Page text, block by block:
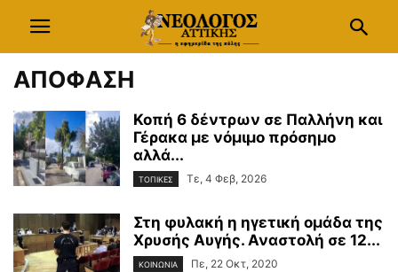
ΑΠΟΦΑΣΗ
Κοπή 6 δέντρων σε Παλλήνη και
Γέρακα με νόμιμο πρόσημο
αλλά...
ΤΟΠΙΚΕΣ Τε, 4 Φεβ, 2026
Στη φυλακή η ηγετική ομάδα της
Χρυσής Αυγής. Αναστολή σε 12...
ΚΟΙΝΩΝΙΑ Πε, 22 Οκτ, 2020